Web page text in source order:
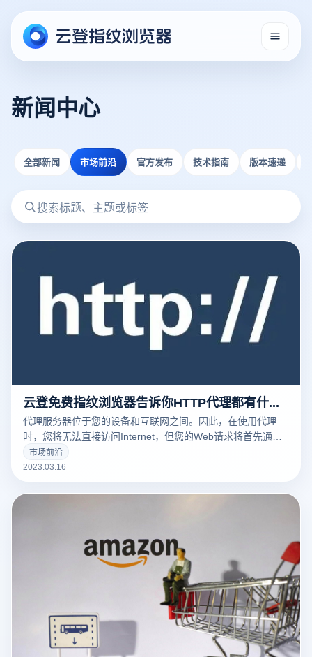
新闻中心
全部新闻 市场前沿 官方发布 技术指南 版本速递
云登免费指纹浏览器告诉你HTTP代理都有什么常见的用途
代理服务器位于您的设备和互联网之间。因此，在使用代理
时，您将无法直接访问Internet，但您的Web请求将首先通过
代理路由，然后再发送到Web服务器。
市场前沿
2023.03.16